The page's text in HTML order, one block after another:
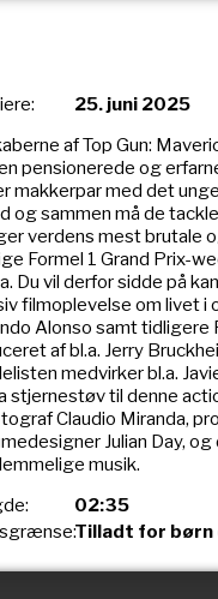
25. juni 2025
af Top Gun:
pensionerede og
makkerpar med det
og sammen må de
verdens mest brutale
Formel 1 Grand Prix-
Du vil derfor sidde på
filmoplevelse om livet i
Alonso samt tidligere
af bl.a. Jerry
medvirker bl.a.
stjernestøv til denne
Claudio Miranda,
Julian Day,
musik.
02:35
Tilladt for børn